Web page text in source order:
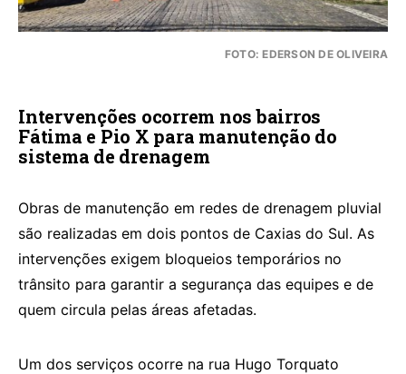
FOTO: EDERSON DE OLIVEIRA
Intervenções ocorrem nos bairros
Fátima e Pio X para manutenção do
sistema de drenagem
Obras de manutenção em redes de drenagem pluvial
são realizadas em dois pontos de Caxias do Sul. As
intervenções exigem bloqueios temporários no
trânsito para garantir a segurança das equipes e de
quem circula pelas áreas afetadas.
Um dos serviços ocorre na rua Hugo Torquato